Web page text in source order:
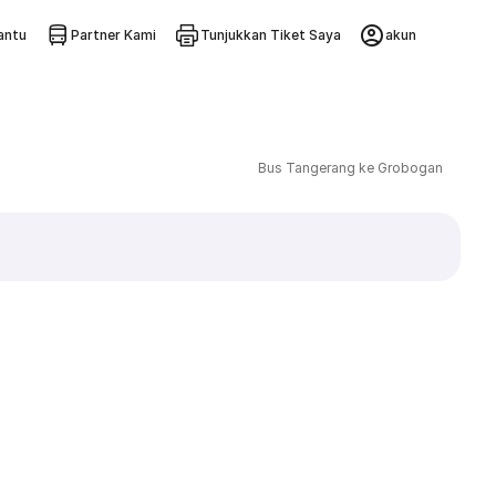
Partner Kami Tunjukkan Tiket Saya akun
Bus Tangerang ke Grobogan